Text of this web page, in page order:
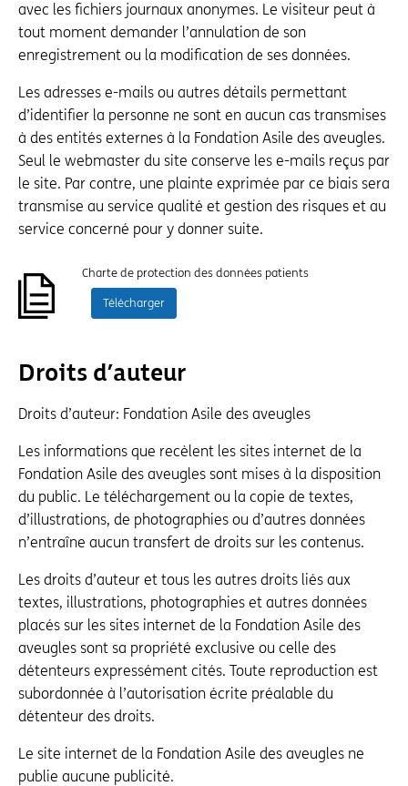
avec les fichiers journaux anonymes. Le visiteur peut à
tout moment demander l’annulation de son
enregistrement ou la modification de ses données.
Les adresses e-mails ou autres détails permettant
d’identifier la personne ne sont en aucun cas transmises
à des entités externes à la Fondation Asile des aveugles.
Seul le webmaster du site conserve les e-mails reçus par
le site. Par contre, une plainte exprimée par ce biais sera
transmise au service qualité et gestion des risques et au
service concerné pour y donner suite.
Charte de protection des données patients
Télécharger
Droits d’auteur
Droits d’auteur: Fondation Asile des aveugles
Les informations que recèlent les sites internet de la
Fondation Asile des aveugles sont mises à la disposition
du public. Le téléchargement ou la copie de textes,
d’illustrations, de photographies ou d’autres données
n’entraîne aucun transfert de droits sur les contenus.
Les droits d’auteur et tous les autres droits liés aux
textes, illustrations, photographies et autres données
placés sur les sites internet de la Fondation Asile des
aveugles sont sa propriété exclusive ou celle des
détenteurs expressément cités. Toute reproduction est
subordonnée à l’autorisation écrite préalable du
détenteur des droits.
Le site internet de la Fondation Asile des aveugles ne
publie aucune publicité.